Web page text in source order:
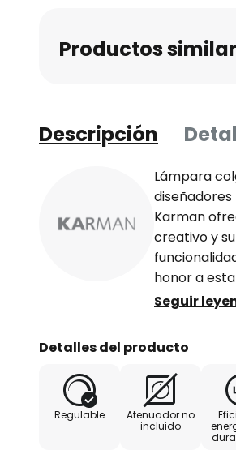
Productos
Descripción
Lámpara
Karman
creativo y
honor a
blanco
aluminio,
resistente a
adecuado
Seguir
Detalles del producto
Regulable
Atenuador no
incluido